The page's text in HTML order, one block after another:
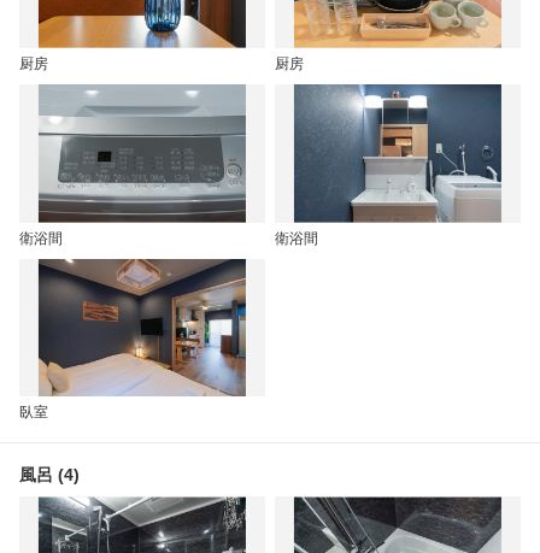
厨房 厨房
衛浴間 衛浴間
臥室
風呂 (4)